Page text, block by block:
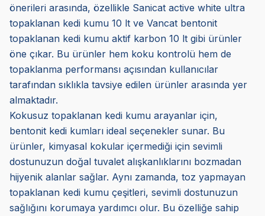
önerileri arasında, özellikle Sanicat active white ultra
topaklanan kedi kumu 10 lt ve Vancat bentonit
topaklanan kedi kumu aktif karbon 10 lt gibi ürünler
öne çıkar. Bu ürünler hem koku kontrolü hem de
topaklanma performansı açısından kullanıcılar
tarafından sıklıkla tavsiye edilen ürünler arasında yer
almaktadır.
Kokusuz topaklanan kedi kumu arayanlar için,
bentonit kedi kumları ideal seçenekler sunar. Bu
ürünler, kimyasal kokular içermediği için sevimli
dostunuzun doğal tuvalet alışkanlıklarını bozmadan
hijyenik alanlar sağlar. Aynı zamanda, toz yapmayan
topaklanan kedi kumu çeşitleri, sevimli dostunuzun
sağlığını korumaya yardımcı olur. Bu özelliğe sahip